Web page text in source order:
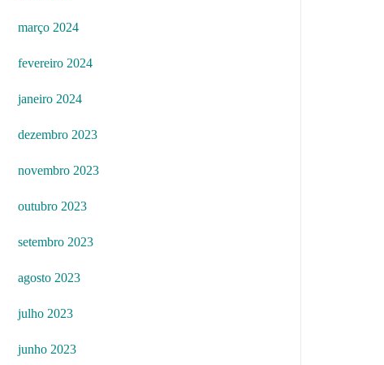
março 2024
fevereiro 2024
janeiro 2024
dezembro 2023
novembro 2023
outubro 2023
setembro 2023
agosto 2023
julho 2023
junho 2023